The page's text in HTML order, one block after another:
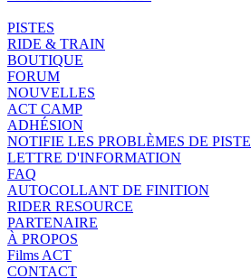
PISTES
RIDE & TRAIN
BOUTIQUE
FORUM
NOUVELLES
ACT CAMP
ADHÉSION
NOTIFIE LES PROBLÈMES DE PISTE
LETTRE D'INFORMATION
FAQ
AUTOCOLLANT DE FINITION
RIDER RESOURCE
PARTENAIRE
À PROPOS
Films ACT
CONTACT